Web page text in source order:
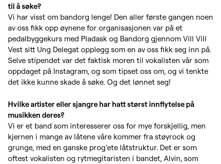
til å søke?
Vi har visst om bandorg lenge! Den aller første gangen noen
av oss fikk opp øynene for organisasjonen var på et
pedalbyggekurs med Pladask og Bandorg gjennom Vill Vill
Vest sitt Ung Delegat opplegg som en av oss fikk seg inn på.
Selve stipendet var det faktisk moren til vokalisten vår som
oppdaget på Instagram, og som tipset oss om, og vi tenkte
det ikke kunne skade å søke. Og det lønnet seg!
Hvilke artister eller sjangre har hatt størst innflytelse på
musikken deres?
Vi er et band som interesserer oss for mye forskjellig, men
kjernen i mange av låtene våre kommer fra støyrock og
grunge, med en ganske prog’ete låtstruktur. Det er som
oftest vokalisten og rytmegitaristen i bandet, Alvin, som